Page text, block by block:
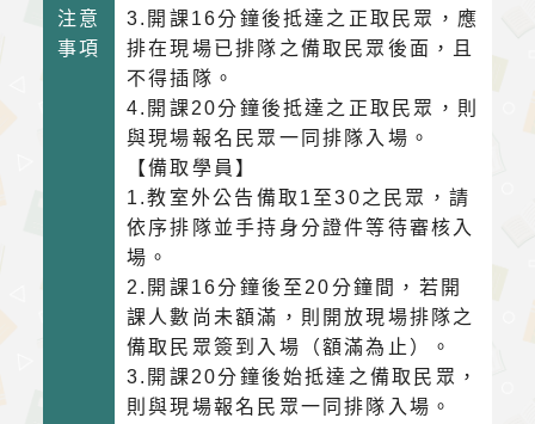
注意
事項
3.開課16分鐘後抵達之正取民眾，應
排在現場已排隊之備取民眾後面，且
不得插隊。
4.開課20分鐘後抵達之正取民眾，則
與現場報名民眾一同排隊入場。
【備取學員】
1.教室外公告備取1至30之民眾，請
依序排隊並手持身分證件等待審核入
場。
2.開課16分鐘後至20分鐘間，若開
課人數尚未額滿，則開放現場排隊之
備取民眾簽到入場（額滿為止）。
3.開課20分鐘後始抵達之備取民眾，
則與現場報名民眾一同排隊入場。